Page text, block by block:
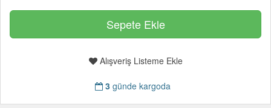
Alışveriş Listeme Ekle
3günde kargoda